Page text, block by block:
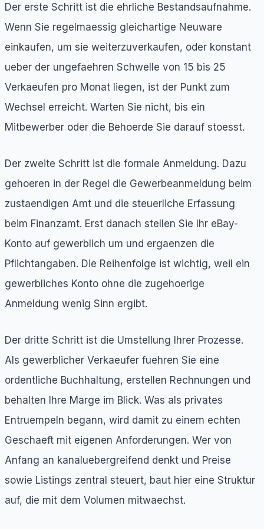
Der erste Schritt ist die ehrliche Bestandsaufnahme.
Wenn Sie regelmaessig gleichartige Neuware
einkaufen, um sie weiterzuverkaufen, oder konstant
ueber der ungefaehren Schwelle von 15 bis 25
Verkaeufen pro Monat liegen, ist der Punkt zum
Wechsel erreicht. Warten Sie nicht, bis ein
Mitbewerber oder die Behoerde Sie darauf stoesst.
Der zweite Schritt ist die formale Anmeldung. Dazu
gehoeren in der Regel die Gewerbeanmeldung beim
zustaendigen Amt und die steuerliche Erfassung
beim Finanzamt. Erst danach stellen Sie Ihr eBay-
Konto auf gewerblich um und ergaenzen die
Pflichtangaben. Die Reihenfolge ist wichtig, weil ein
gewerbliches Konto ohne die zugehoerige
Anmeldung wenig Sinn ergibt.
Der dritte Schritt ist die Umstellung Ihrer Prozesse.
Als gewerblicher Verkaeufer fuehren Sie eine
ordentliche Buchhaltung, erstellen Rechnungen und
behalten Ihre Marge im Blick. Was als privates
Entruempeln begann, wird damit zu einem echten
Geschaeft mit eigenen Anforderungen. Wer von
Anfang an kanaluebergreifend denkt und Preise
sowie Listings zentral steuert, baut hier eine Struktur
auf, die mit dem Volumen mitwaechst.